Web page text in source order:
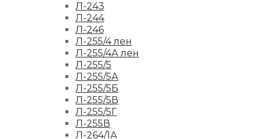
Л-243
Л-244
Л-246
Л-255/4 лен
Л-255/4А лен
Л-255/5
Л-255/5А
Л-255/5Б
Л-255/5В
Л-255/5Г
Л-255В
Л-264/1А